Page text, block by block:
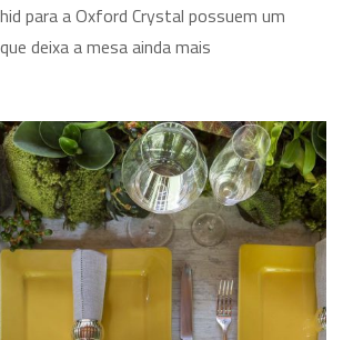
para a Oxford Crystal possuem um
deixa a mesa ainda mais